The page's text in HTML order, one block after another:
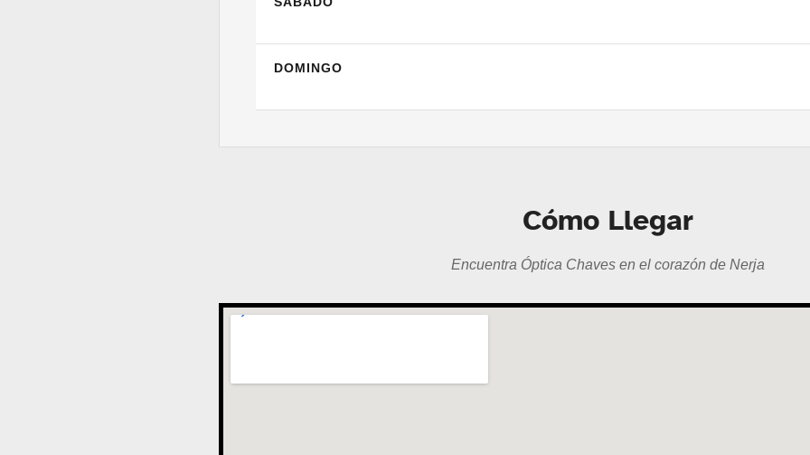
DOMINGO
Cómo Llegar
Encuentra Óptica Chaves en el corazón de Nerja